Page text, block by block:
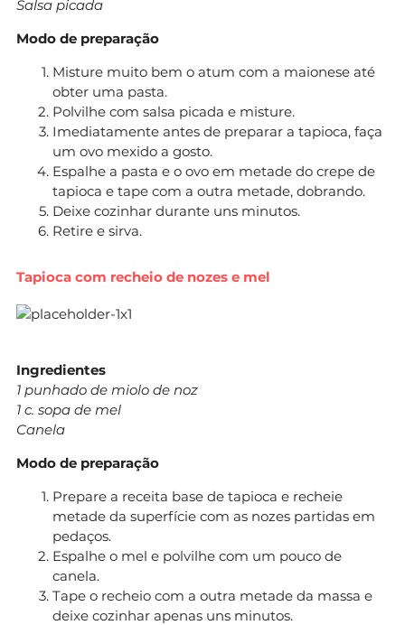
Salsa picada
Modo de preparação
Misture muito bem o atum com a maionese até
obter uma pasta.
Polvilhe com salsa picada e misture.
Imediatamente antes de preparar a tapioca, faça
um ovo mexido a gosto.
Espalhe a pasta e o ovo em metade do crepe de
tapioca e tape com a outra metade, dobrando.
Deixe cozinhar durante uns minutos.
Retire e sirva.
Tapioca com recheio de nozes e mel
Ingredientes
1 punhado de miolo de noz
1 c. sopa de mel
Canela
Modo de preparação
Prepare a receita base de tapioca e recheie
metade da superfície com as nozes partidas em
pedaços.
Espalhe o mel e polvilhe com um pouco de
canela.
Tape o recheio com a outra metade da massa e
deixe cozinhar apenas uns minutos.